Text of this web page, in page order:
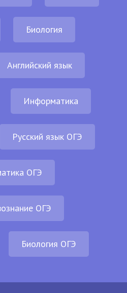
Биология
Английский язык
Информатика
Русский язык ОГЭ
ОГЭ
ОГЭ
Биология ОГЭ